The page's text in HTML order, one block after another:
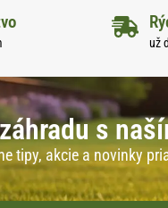
už
s
tipy, akcie a novinky